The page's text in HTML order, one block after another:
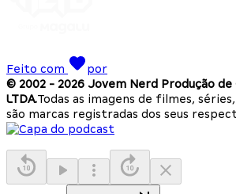
Feito com
por
© 2002 - 2026 Jovem Nerd Produção de
LTDA.Todas as imagens de filmes,
são marcas registradas dos seus